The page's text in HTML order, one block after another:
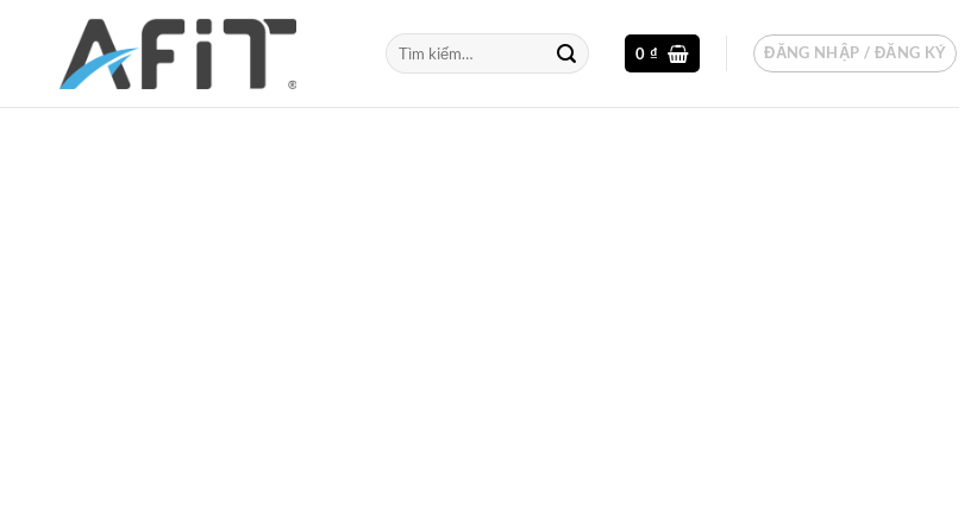
Tìm
kiếm:
0 ₫ ĐĂNG NHẬP / ĐĂNG KÝ